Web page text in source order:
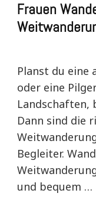
Frauen
Planst du eine
oder eine
Landschaften,
Dann sind die
Begleiter.
und bequem …